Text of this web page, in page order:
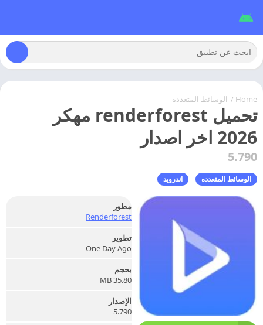
Home
/ الوسائط المتعدده
تحميل renderforest مهكر
2026 اخر اصدار
5.790
الوسائط المتعدده اندرويد
مطور
Renderforest
تطوير
One Day Ago
بحجم
35.80 MB
الإصدار
5.790